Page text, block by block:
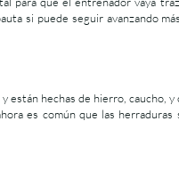
si puede seguir avanzando
están hechas de hierro, caucho,
es común que las herraduras